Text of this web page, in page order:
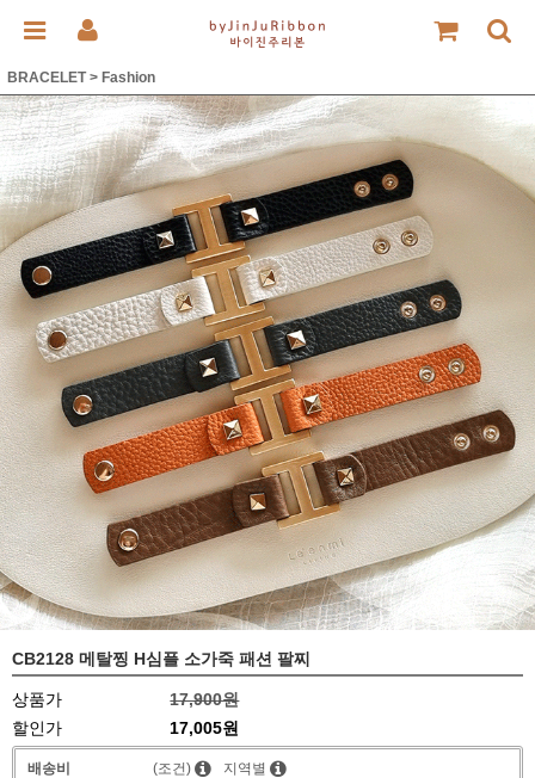
BRACELET> Fashion
CB2128 메탈찡 H심플 소가죽 패션 팔찌
상품가
17,900원
할인가
17,005원
배송비 (조건) 지역별